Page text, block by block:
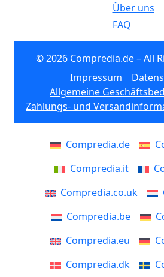
Über uns
FAQ
© 2026 Compredia.de – All
Impressum
Allgemeine
Zahlungs- und
Compredia.de
Compredia.it
Compredia.co.uk
Compredia.be
Compredia.eu
Compredia.dk